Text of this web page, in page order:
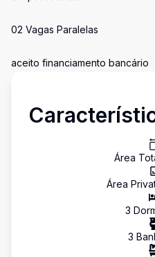
02 Vagas Paralelas
aceito financiamento bancário
Área
Área
3
3